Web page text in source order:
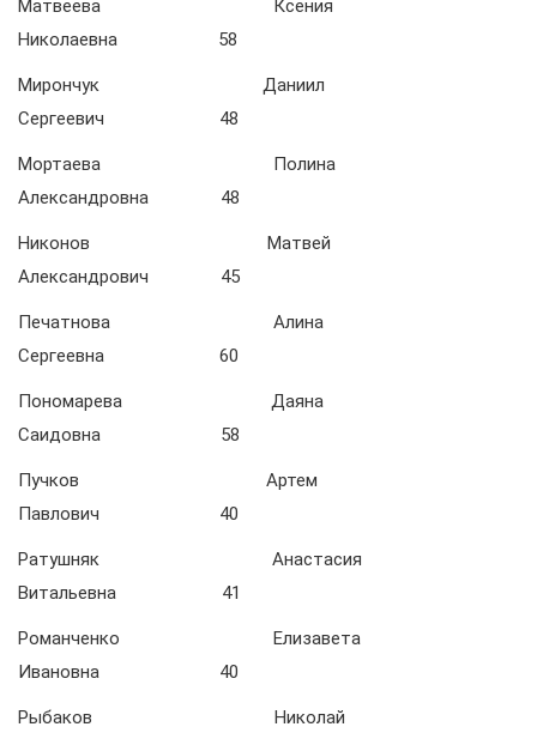
Матвеева Ксения
Николаевна 58
Мирончук Даниил
Сергеевич 48
Мортаева Полина
Александровна 48
Никонов Матвей
Александрович 45
Печатнова Алина
Сергеевна 60
Пономарева Даяна
Саидовна 58
Пучков Артем
Павлович 40
Ратушняк Анастасия
Витальевна 41
Романченко Елизавета
Ивановна 40
Рыбаков Николай